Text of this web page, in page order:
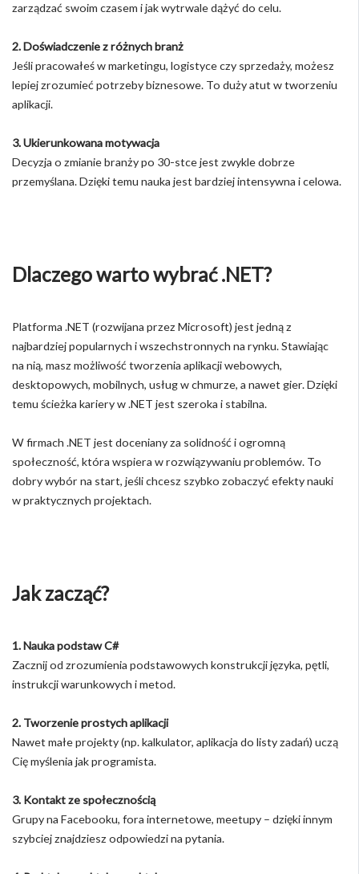
zarządzać swoim czasem i jak wytrwale dążyć do celu.
2. Doświadczenie z różnych branż
Jeśli pracowałeś w marketingu, logistyce czy sprzedaży, możesz
lepiej zrozumieć potrzeby biznesowe. To duży atut w tworzeniu
aplikacji.
3. Ukierunkowana motywacja
Decyzja o zmianie branży po 30-stce jest zwykle dobrze
przemyślana. Dzięki temu nauka jest bardziej intensywna i celowa.
Dlaczego warto wybrać .NET?
Platforma .NET (rozwijana przez Microsoft) jest jedną z
najbardziej popularnych i wszechstronnych na rynku. Stawiając
na nią, masz możliwość tworzenia aplikacji webowych,
desktopowych, mobilnych, usług w chmurze, a nawet gier. Dzięki
temu ścieżka kariery w .NET jest szeroka i stabilna.
W firmach .NET jest doceniany za solidność i ogromną
społeczność, która wspiera w rozwiązywaniu problemów. To
dobry wybór na start, jeśli chcesz szybko zobaczyć efekty nauki
w praktycznych projektach.
Jak zacząć?
1. Nauka podstaw C#
Zacznij od zrozumienia podstawowych konstrukcji języka, pętli,
instrukcji warunkowych i metod.
2. Tworzenie prostych aplikacji
Nawet małe projekty (np. kalkulator, aplikacja do listy zadań) uczą
Cię myślenia jak programista.
3. Kontakt ze społecznością
Grupy na Facebooku, fora internetowe, meetupy – dzięki innym
szybciej znajdziesz odpowiedzi na pytania.